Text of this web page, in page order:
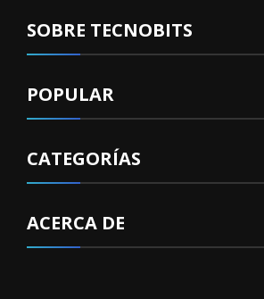
SOBRE TECNOBITS
POPULAR
CATEGORÍAS
ACERCA DE